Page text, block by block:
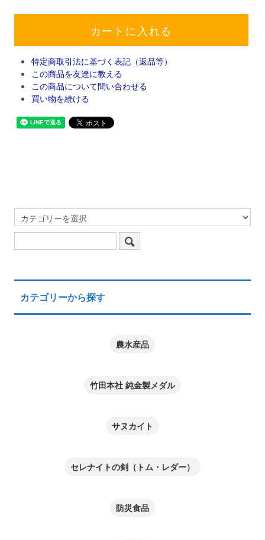
特定商取引法に基づく表記（返品等）
この商品を友達に教える
この商品について問い合わせる
買い物を続ける
カテゴリーから探す
農水産品
竹田本社 純金製メダル
サヌカイト
セレナイトの剣（トム・レダー）
防災食品